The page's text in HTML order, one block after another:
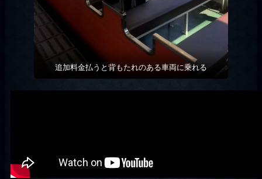
追加料金払うと背もたれのある車両に乗れる